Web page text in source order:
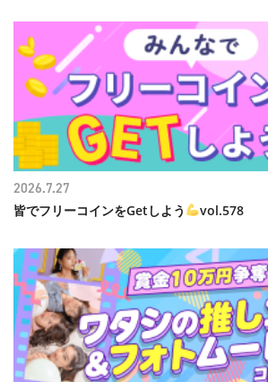
皆でフリーコインをGetしよう vol.578
2026.7.27